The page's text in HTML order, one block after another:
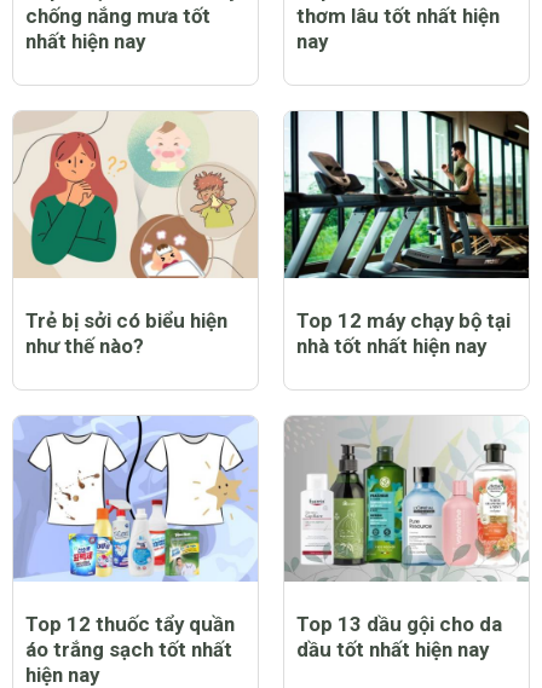
chống nắng mưa tốt
nhất hiện nay
thơm lâu tốt nhất hiện
nay
Trẻ bị sởi có biểu hiện
như thế nào?
Top 12 máy chạy bộ tại
nhà tốt nhất hiện nay
Top 12 thuốc tẩy quần
áo trắng sạch tốt nhất
hiện nay
Top 13 dầu gội cho da
dầu tốt nhất hiện nay